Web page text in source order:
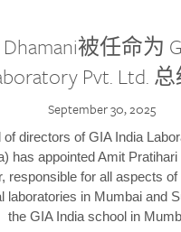
被任命为
Pvt. Ltd.
September 30, 2025
of directors of GIA India
has appointed Amit
responsible for all aspects of
laboratories in Mumbai and
the GIA India school in